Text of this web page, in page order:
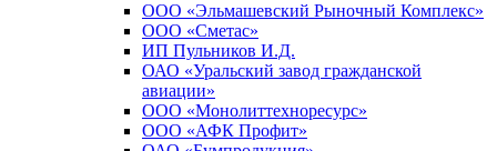
ООО «Эльмашевский Рыночный Комплекс»
ООО «Сметас»
ИП Пульников И.Д.
ОАО «Уральский завод гражданской
авиации»
ООО «Монолиттехноресурс»
ООО «АФК Профит»